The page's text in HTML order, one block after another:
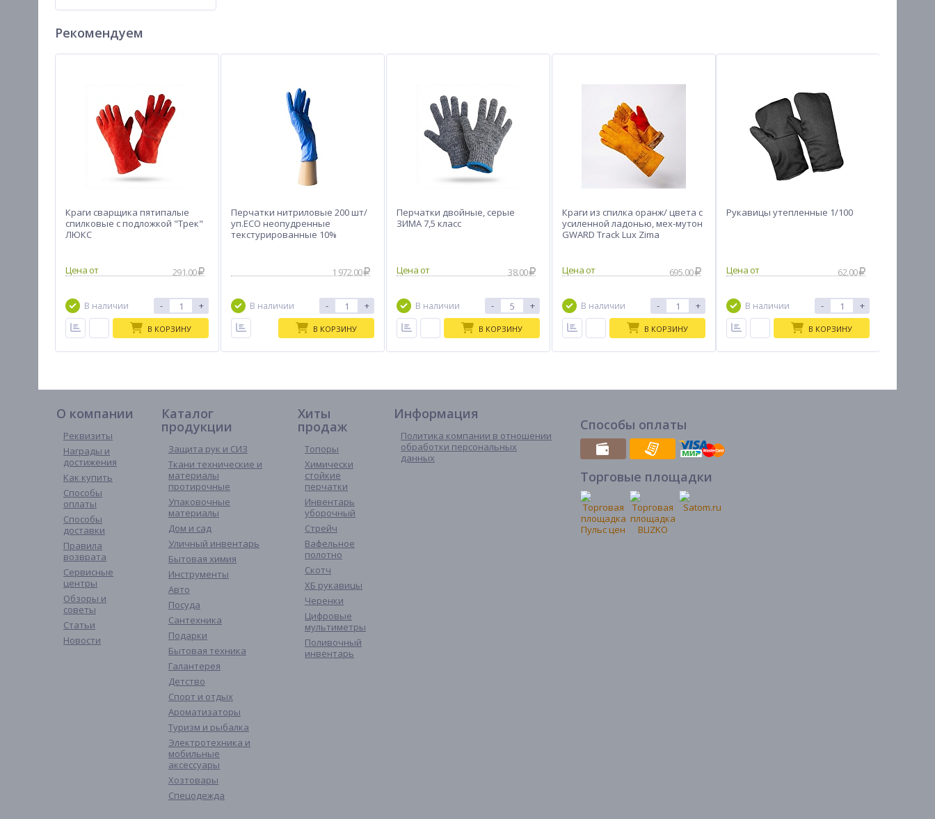
Рекомендуем
Краги сварщика пятипалые
спилковые с подложкой "Трек"
ЛЮКС
291.00
В наличии - +
В КОРЗИНУ
Перчатки нитриловые 200 шт/
уп.ECO неопудренные
текстурированные 10%
1 972.00
В наличии - +
В КОРЗИНУ
Перчатки двойные, серые
ЗИМА 7,5 класс
38.00
В наличии - +
В КОРЗИНУ
Краги из спилка оранж/ цвета с
усиленной ладонью, мех-мутон
GWARD Track Lux Zima
695.00
В наличии - +
В КОРЗИНУ
Рукавицы утепленные 1/100
62.00
В наличии - +
В КОРЗИНУ
О компании
Реквизиты
Награды и
достижения
Как купить
Способы
оплаты
Способы
доставки
Правила
возврата
Сервисные
центры
Обзоры и
советы
Статьи
Новости
Каталог
продукции
Защита рук и СИЗ
Ткани технические и
материалы
протирочные
Упаковочные
материалы
Дом и сад
Уличный инвентарь
Бытовая химия
Инструменты
Авто
Посуда
Сантехника
Подарки
Бытовая техника
Галантерея
Детство
Спорт и отдых
Ароматизаторы
Туризм и рыбалка
Электротехника и
мобильные
аксессуары
Хозтовары
Спецодежда
Хиты
продаж
Топоры
Химически
стойкие
перчатки
Инвентарь
уборочный
Стрейч
Вафельное
полотно
Скотч
ХБ рукавицы
Черенки
Цифровые
мультиметры
Поливочный
инвентарь
Информация
Политика компании в отношении
обработки персональных
данных
Способы оплаты
Торговые площадки